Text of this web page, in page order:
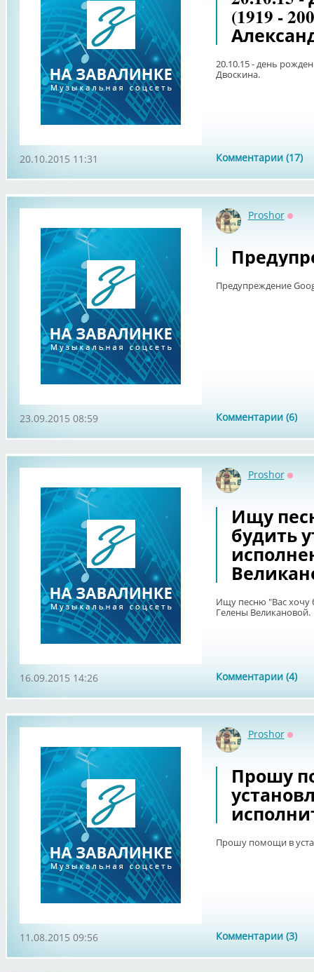
(1919 -
20.10.15 - день
Двоскина.
Комментарии (17)
20.10.2015 11:31
Proshor
Предупреждение
Комментарии (6)
23.09.2015 08:59
Proshor
Ищу
будить
Ищу песню "Вас хочу
Гелены Великановой.
Комментарии (4)
16.09.2015 14:26
Proshor
Прошу
Прошу помощи в
Комментарии (3)
11.08.2015 09:56